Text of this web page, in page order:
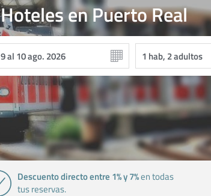
Hoteles en Puerto Real
Descuento directo entre 1% y 7%en todas
tus reservas.